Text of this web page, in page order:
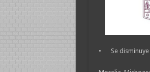
• Se